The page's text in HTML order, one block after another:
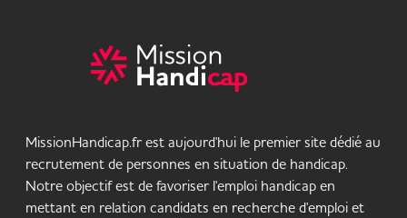
MissionHandicap.fr est aujourd'hui le premier site dédié au
recrutement de personnes en situation de handicap.
Notre objectif est de favoriser l'emploi handicap en
mettant en relation candidats en recherche d'emploi et